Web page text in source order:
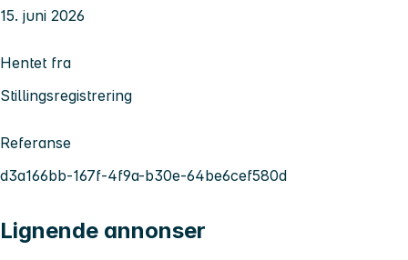
15. juni 2026
Hentet fra
Stillingsregistrering
Referanse
d3a166bb-167f-4f9a-b30e-64be6cef580d
Lignende annonser